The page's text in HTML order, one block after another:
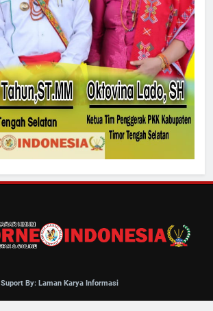
Suport By: Laman Karya Informasi